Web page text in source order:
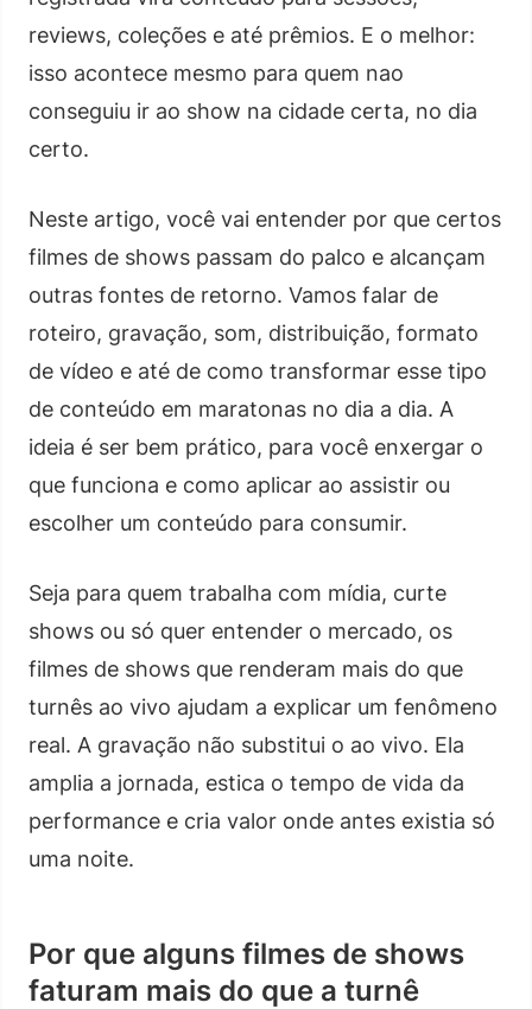
reviews, coleções e até prêmios. E o melhor:
isso acontece mesmo para quem nao
conseguiu ir ao show na cidade certa, no dia
certo.
Neste artigo, você vai entender por que certos
filmes de shows passam do palco e alcançam
outras fontes de retorno. Vamos falar de
roteiro, gravação, som, distribuição, formato
de vídeo e até de como transformar esse tipo
de conteúdo em maratonas no dia a dia. A
ideia é ser bem prático, para você enxergar o
que funciona e como aplicar ao assistir ou
escolher um conteúdo para consumir.
Seja para quem trabalha com mídia, curte
shows ou só quer entender o mercado, os
filmes de shows que renderam mais do que
turnês ao vivo ajudam a explicar um fenômeno
real. A gravação não substitui o ao vivo. Ela
amplia a jornada, estica o tempo de vida da
performance e cria valor onde antes existia só
uma noite.
Por que alguns filmes de shows
faturam mais do que a turnê